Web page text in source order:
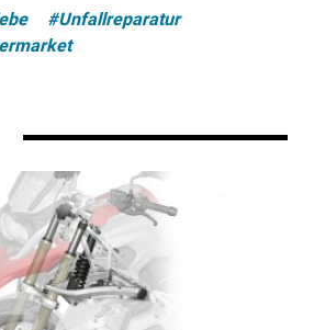
#Unfallreparatur